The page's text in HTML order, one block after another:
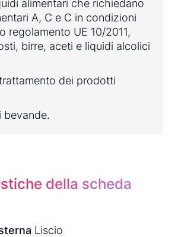
alimentari che richiedano
A, C e C in condizioni
regolamento UE 10/2011,
birre, aceti e liquidi alcolici
dei prodotti
bevande.
della scheda
Liscio